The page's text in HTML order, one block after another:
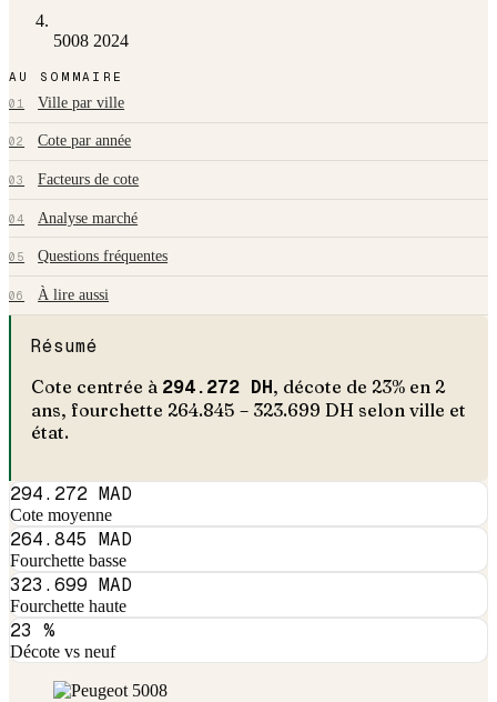
5008 2024
AU SOMMAIRE
01 Ville par ville
02 Cote par année
03 Facteurs de cote
04 Analyse marché
05 Questions fréquentes
06 À lire aussi
Résumé
Cote centrée à 294.272DH, décote de 23% en 2
ans, fourchette 264.845 – 323.699 DH selon ville et
état.
294.272 MAD
Cote moyenne
264.845 MAD
Fourchette basse
323.699 MAD
Fourchette haute
23 %
Décote vs neuf